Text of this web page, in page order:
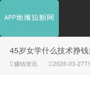
45岁女学什么技术挣
赚钱资讯 2026-03-